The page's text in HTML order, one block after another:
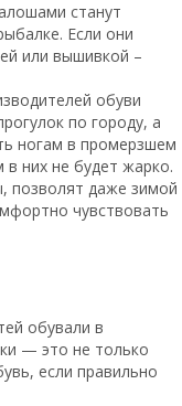
станут
Если они
или вышивкой –
обуви
по городу, а
ногам в промерзшем
них не будет жарко.
позволят даже зимой
чувствовать
обували в
— это не только
если правильно